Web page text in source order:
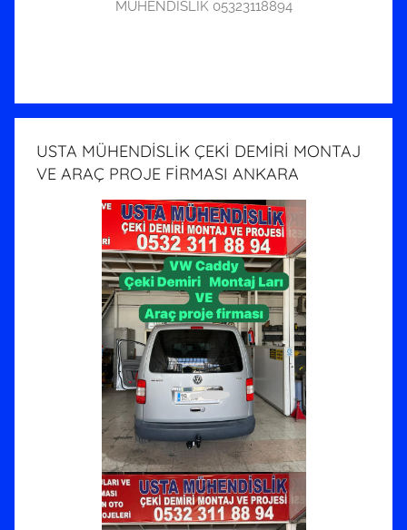
MÜHENDİSLİK 05323118894
USTA MÜHENDİSLİK ÇEKİ DEMİRİ MONTAJ
VE ARAÇ PROJE FİRMASI ANKARA